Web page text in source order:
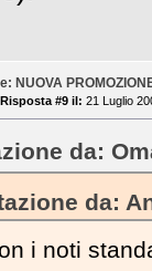
NUOVA
Risposta #9 il: 21 Luglio
da:
da:
i noti